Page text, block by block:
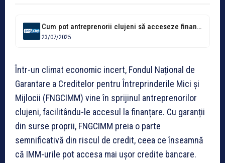
Cum pot antreprenorii clujeni să acceseze finanțare cu ajutorul garanțiilor FNGCIMM. Fondul...
23/07/2025
Într-un climat economic incert, Fondul Național de
Garantare a Creditelor pentru Întreprinderile Mici și
Mijlocii (FNGCIMM) vine în sprijinul antreprenorilor
clujeni, facilitându-le accesul la finanțare. Cu garanții
din surse proprii, FNGCIMM preia o parte
semnificativă din riscul de credit, ceea ce înseamnă
că IMM-urile pot accesa mai ușor credite bancare.